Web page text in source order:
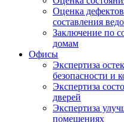
Оценка
составления
Заключение по
домам
Офисы
Экспертиза
безопасности и
Экспертиза
дверей
Экспертиза
помещениях